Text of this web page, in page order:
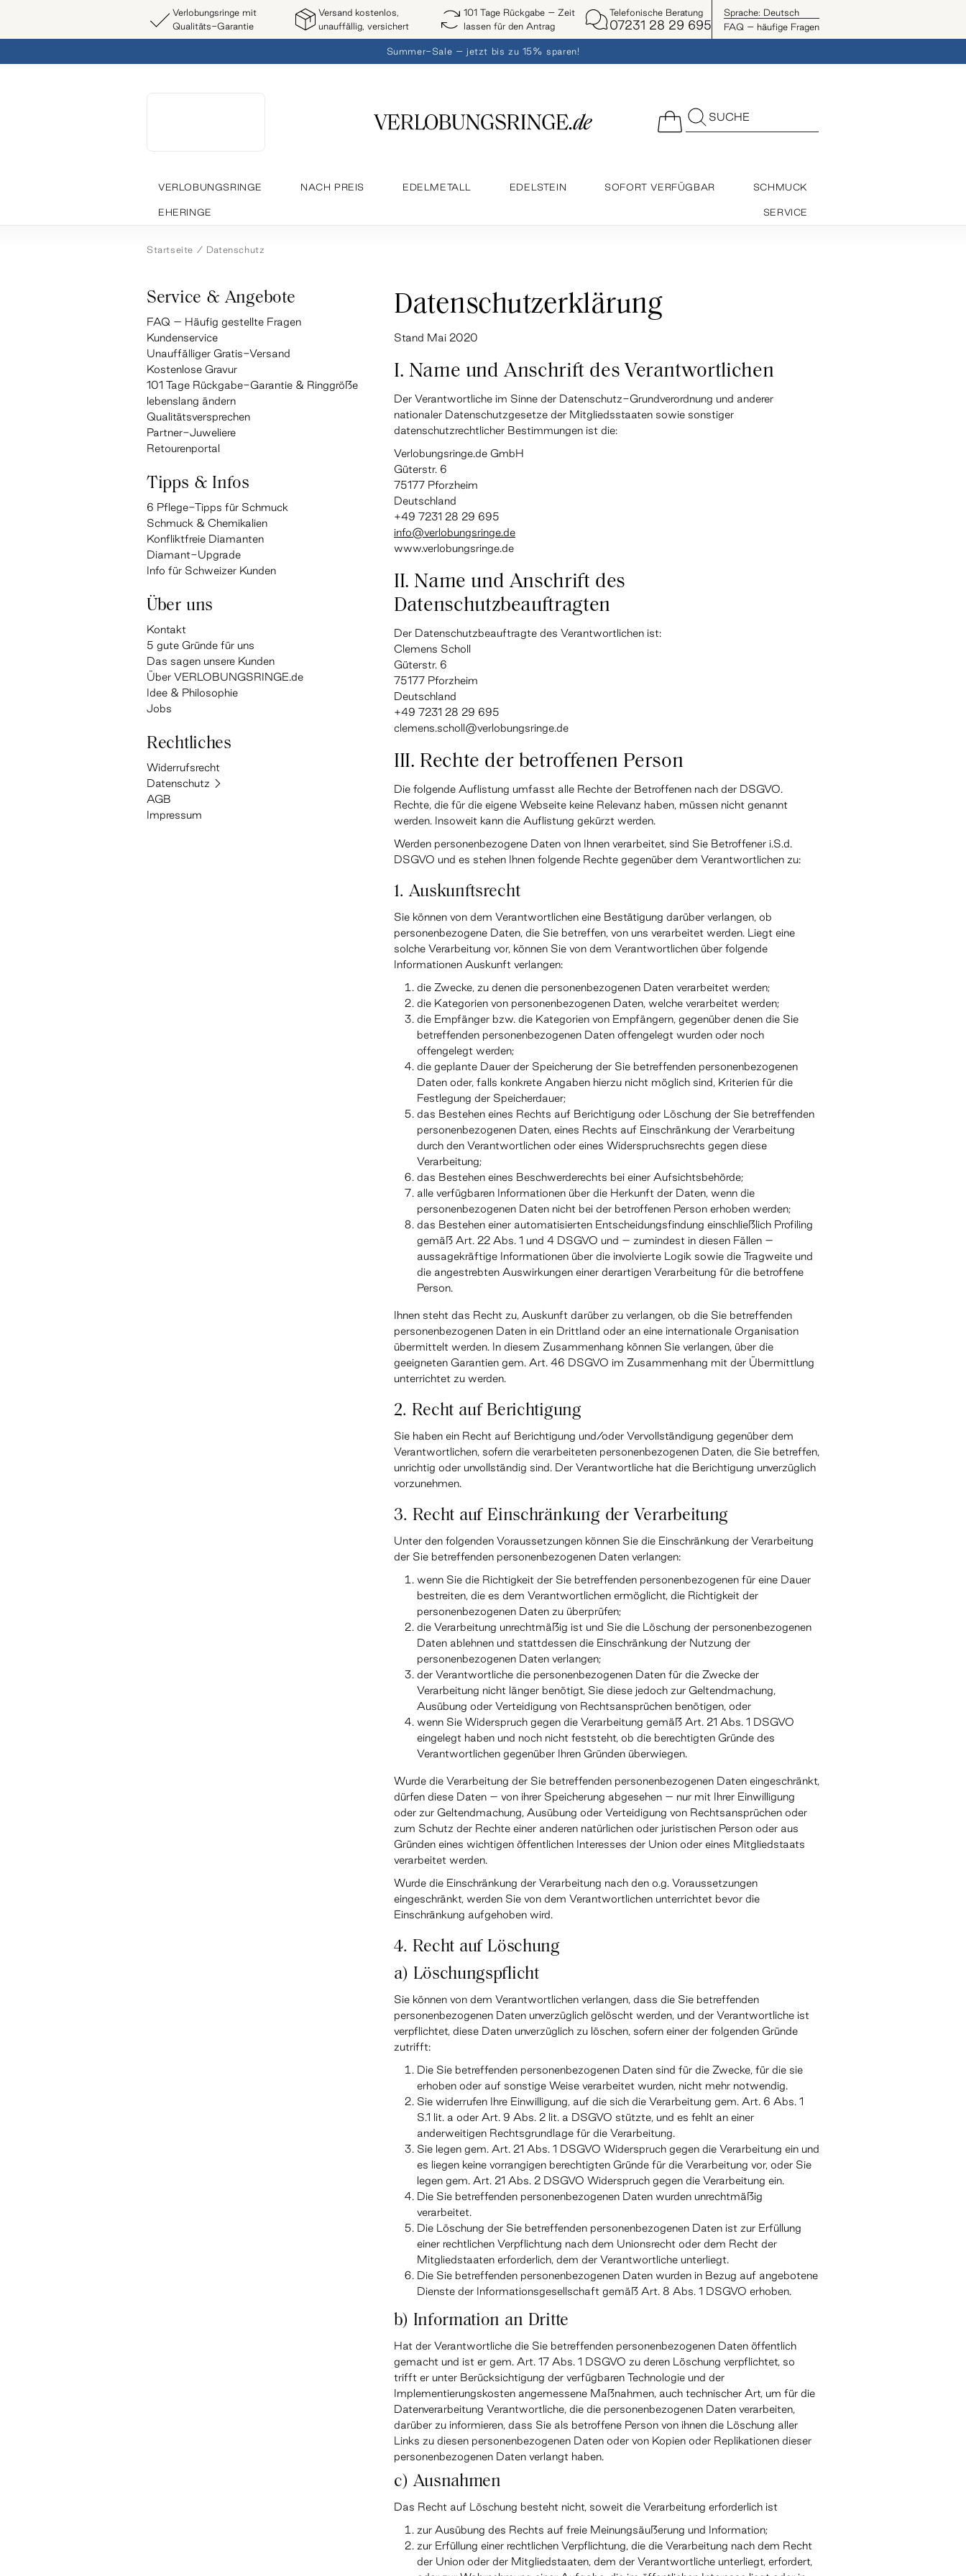
Verlobungsringe mit
Qualitäts-Garantie
Versand kostenlos,
unauffällig, versichert
101 Tage Rückgabe – Zeit
lassen für den Antrag
Telefonische Beratung
07231 28 29 695
Sprache: Deutsch
FAQ – häufige Fragen
Summer-Sale – jetzt bis zu 15% sparen!
SUCHE
VERLOBUNGSRINGE NACH PREIS EDELMETALL EDELSTEIN SOFORT VERFÜGBAR SCHMUCK
EHERINGE SERVICE
Startseite Datenschutz
Service & Angebote
FAQ – Häufig gestellte Fragen
Kundenservice
Unauffälliger Gratis-Versand
Kostenlose Gravur
101 Tage Rückgabe-Garantie & Ringgröße
lebenslang ändern
Qualitätsversprechen
Partner-Juweliere
Retourenportal
Tipps & Infos
6 Pflege-Tipps für Schmuck
Schmuck & Chemikalien
Konfliktfreie Diamanten
Diamant-Upgrade
Info für Schweizer Kunden
Über uns
Kontakt
5 gute Gründe für uns
Das sagen unsere Kunden
Über VERLOBUNGSRINGE.de
Idee & Philosophie
Jobs
Rechtliches
Widerrufsrecht
Datenschutz
AGB
Impressum
Datenschutzerklärung
Stand Mai 2020
I. Name und Anschrift des Verantwortlichen
Der Verantwortliche im Sinne der Datenschutz-Grundverordnung und anderer
nationaler Datenschutzgesetze der Mitgliedsstaaten sowie sonstiger
datenschutzrechtlicher Bestimmungen ist die:
Verlobungsringe.de GmbH
Güterstr. 6
75177 Pforzheim
Deutschland
+49 7231 28 29 695
info@verlobungsringe.de
www.verlobungsringe.de
II. Name und Anschrift des
Datenschutzbeauftragten
Der Datenschutzbeauftragte des Verantwortlichen ist:
Clemens Scholl
Güterstr. 6
75177 Pforzheim
Deutschland
+49 7231 28 29 695
clemens.scholl@verlobungsringe.de
III. Rechte der betroffenen Person
Die folgende Auflistung umfasst alle Rechte der Betroffenen nach der DSGVO.
Rechte, die für die eigene Webseite keine Relevanz haben, müssen nicht genannt
werden. Insoweit kann die Auflistung gekürzt werden.
Werden personenbezogene Daten von Ihnen verarbeitet, sind Sie Betroffener i.S.d.
DSGVO und es stehen Ihnen folgende Rechte gegenüber dem Verantwortlichen zu:
1. Auskunftsrecht
Sie können von dem Verantwortlichen eine Bestätigung darüber verlangen, ob
personenbezogene Daten, die Sie betreffen, von uns verarbeitet werden. Liegt eine
solche Verarbeitung vor, können Sie von dem Verantwortlichen über folgende
Informationen Auskunft verlangen:
die Zwecke, zu denen die personenbezogenen Daten verarbeitet werden;
die Kategorien von personenbezogenen Daten, welche verarbeitet werden;
die Empfänger bzw. die Kategorien von Empfängern, gegenüber denen die Sie
betreffenden personenbezogenen Daten offengelegt wurden oder noch
offengelegt werden;
die geplante Dauer der Speicherung der Sie betreffenden personenbezogenen
Daten oder, falls konkrete Angaben hierzu nicht möglich sind, Kriterien für die
Festlegung der Speicherdauer;
das Bestehen eines Rechts auf Berichtigung oder Löschung der Sie betreffenden
personenbezogenen Daten, eines Rechts auf Einschränkung der Verarbeitung
durch den Verantwortlichen oder eines Widerspruchsrechts gegen diese
Verarbeitung;
das Bestehen eines Beschwerderechts bei einer Aufsichtsbehörde;
alle verfügbaren Informationen über die Herkunft der Daten, wenn die
personenbezogenen Daten nicht bei der betroffenen Person erhoben werden;
das Bestehen einer automatisierten Entscheidungsfindung einschließlich Profiling
gemäß Art. 22 Abs. 1 und 4 DSGVO und – zumindest in diesen Fällen –
aussagekräftige Informationen über die involvierte Logik sowie die Tragweite und
die angestrebten Auswirkungen einer derartigen Verarbeitung für die betroffene
Person.
Ihnen steht das Recht zu, Auskunft darüber zu verlangen, ob die Sie betreffenden
personenbezogenen Daten in ein Drittland oder an eine internationale Organisation
übermittelt werden. In diesem Zusammenhang können Sie verlangen, über die
geeigneten Garantien gem. Art. 46 DSGVO im Zusammenhang mit der Übermittlung
unterrichtet zu werden.
2. Recht auf Berichtigung
Sie haben ein Recht auf Berichtigung und/oder Vervollständigung gegenüber dem
Verantwortlichen, sofern die verarbeiteten personenbezogenen Daten, die Sie betreffen,
unrichtig oder unvollständig sind. Der Verantwortliche hat die Berichtigung unverzüglich
vorzunehmen.
3. Recht auf Einschränkung der Verarbeitung
Unter den folgenden Voraussetzungen können Sie die Einschränkung der Verarbeitung
der Sie betreffenden personenbezogenen Daten verlangen:
wenn Sie die Richtigkeit der Sie betreffenden personenbezogenen für eine Dauer
bestreiten, die es dem Verantwortlichen ermöglicht, die Richtigkeit der
personenbezogenen Daten zu überprüfen;
die Verarbeitung unrechtmäßig ist und Sie die Löschung der personenbezogenen
Daten ablehnen und stattdessen die Einschränkung der Nutzung der
personenbezogenen Daten verlangen;
der Verantwortliche die personenbezogenen Daten für die Zwecke der
Verarbeitung nicht länger benötigt, Sie diese jedoch zur Geltendmachung,
Ausübung oder Verteidigung von Rechtsansprüchen benötigen, oder
wenn Sie Widerspruch gegen die Verarbeitung gemäß Art. 21 Abs. 1 DSGVO
eingelegt haben und noch nicht feststeht, ob die berechtigten Gründe des
Verantwortlichen gegenüber Ihren Gründen überwiegen.
Wurde die Verarbeitung der Sie betreffenden personenbezogenen Daten eingeschränkt,
dürfen diese Daten – von ihrer Speicherung abgesehen – nur mit Ihrer Einwilligung
oder zur Geltendmachung, Ausübung oder Verteidigung von Rechtsansprüchen oder
zum Schutz der Rechte einer anderen natürlichen oder juristischen Person oder aus
Gründen eines wichtigen öffentlichen Interesses der Union oder eines Mitgliedstaats
verarbeitet werden.
Wurde die Einschränkung der Verarbeitung nach den o.g. Voraussetzungen
eingeschränkt, werden Sie von dem Verantwortlichen unterrichtet bevor die
Einschränkung aufgehoben wird.
4. Recht auf Löschung
a) Löschungspflicht
Sie können von dem Verantwortlichen verlangen, dass die Sie betreffenden
personenbezogenen Daten unverzüglich gelöscht werden, und der Verantwortliche ist
verpflichtet, diese Daten unverzüglich zu löschen, sofern einer der folgenden Gründe
zutrifft:
Die Sie betreffenden personenbezogenen Daten sind für die Zwecke, für die sie
erhoben oder auf sonstige Weise verarbeitet wurden, nicht mehr notwendig.
Sie widerrufen Ihre Einwilligung, auf die sich die Verarbeitung gem. Art. 6 Abs. 1
S.1 lit. a oder Art. 9 Abs. 2 lit. a DSGVO stützte, und es fehlt an einer
anderweitigen Rechtsgrundlage für die Verarbeitung.
Sie legen gem. Art. 21 Abs. 1 DSGVO Widerspruch gegen die Verarbeitung ein und
es liegen keine vorrangigen berechtigten Gründe für die Verarbeitung vor, oder Sie
legen gem. Art. 21 Abs. 2 DSGVO Widerspruch gegen die Verarbeitung ein.
Die Sie betreffenden personenbezogenen Daten wurden unrechtmäßig
verarbeitet.
Die Löschung der Sie betreffenden personenbezogenen Daten ist zur Erfüllung
einer rechtlichen Verpflichtung nach dem Unionsrecht oder dem Recht der
Mitgliedstaaten erforderlich, dem der Verantwortliche unterliegt.
Die Sie betreffenden personenbezogenen Daten wurden in Bezug auf angebotene
Dienste der Informationsgesellschaft gemäß Art. 8 Abs. 1 DSGVO erhoben.
b) Information an Dritte
Hat der Verantwortliche die Sie betreffenden personenbezogenen Daten öffentlich
gemacht und ist er gem. Art. 17 Abs. 1 DSGVO zu deren Löschung verpflichtet, so
trifft er unter Berücksichtigung der verfügbaren Technologie und der
Implementierungskosten angemessene Maßnahmen, auch technischer Art, um für die
Datenverarbeitung Verantwortliche, die die personenbezogenen Daten verarbeiten,
darüber zu informieren, dass Sie als betroffene Person von ihnen die Löschung aller
Links zu diesen personenbezogenen Daten oder von Kopien oder Replikationen dieser
personenbezogenen Daten verlangt haben.
c) Ausnahmen
Das Recht auf Löschung besteht nicht, soweit die Verarbeitung erforderlich ist
zur Ausübung des Rechts auf freie Meinungsäußerung und Information;
zur Erfüllung einer rechtlichen Verpflichtung, die die Verarbeitung nach dem Recht
der Union oder der Mitgliedstaaten, dem der Verantwortliche unterliegt, erfordert,